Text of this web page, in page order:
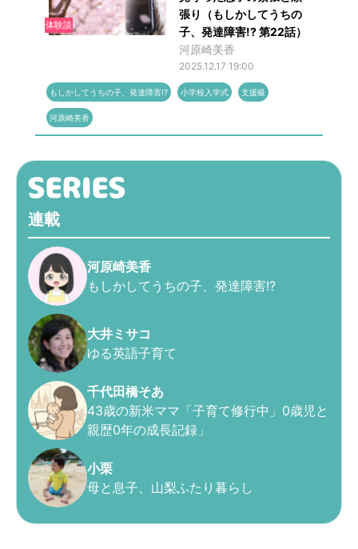
体験談
張り（もしかしてうちの
子、発達障害!? 第22話）
河原崎美香
2025.12.17 19:00
もしかしてうちの子、発達障害!? 小学校入学式 支援級
河原崎美香
連載
河原崎美香
もしかしてうちの子、発達障害!?
大井ミサコ
ゆる英語子育て
千代田橋そあ
43歳の新米ママ「子育て修行中」0歳児と
親歴0年の成長記録」
小栗
母と息子、山梨ふたり暮らし